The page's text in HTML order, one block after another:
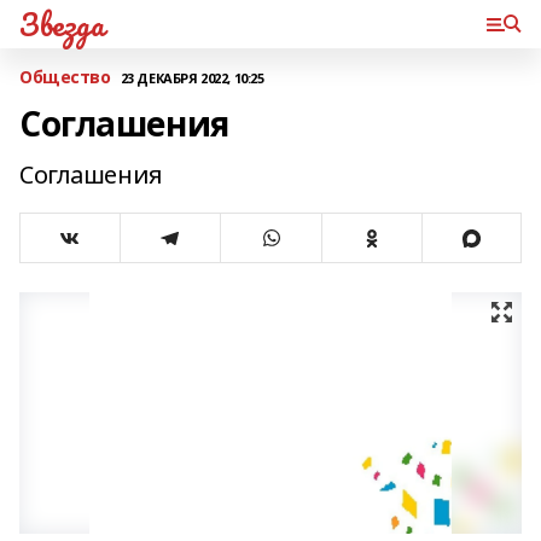
Звезда
Общество 23 ДЕКАБРЯ 2022, 10:25
Соглашения
Соглашения